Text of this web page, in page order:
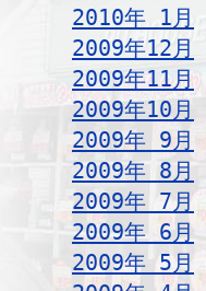
2010年 1月
2009年12月
2009年11月
2009年10月
2009年 9月
2009年 8月
2009年 7月
2009年 6月
2009年 5月